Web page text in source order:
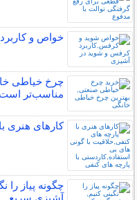
خواص و
چرخ خیاطی
مناسب‌تر
کارهای هنری
چگونه پیاز را
آشپزی سریع